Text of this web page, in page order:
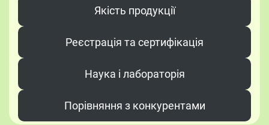
Якість продукції
Реєстрація та сертифікація
Наука і лабораторія
Порівняння з конкурентами